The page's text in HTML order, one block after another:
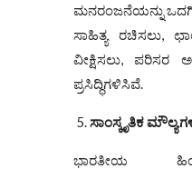
ಮನರಂಜನೆಯನ್ನು
ಸಾಹಿತ್ಯ ರಚಿಸಲು,
ವೀಕ್ಷಿಸಲು, ಪರಿಸರ
ಪ್ರಸಿದ್ಧಿಗಳಿಸಿವೆ.
5.ಸಾಂಸ್ಕೃತಿಕ
ಭಾರತೀಯ